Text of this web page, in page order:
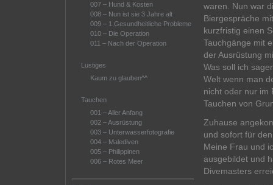
007 – Hund & Kosten
008 – Nun ist sie 3 Jahre alt
009 – 1.Gesundheitliche Probleme
010 – Die Operation
011 – Nach der Operation
Lustiges
Kaum zu glauben^^
Tauchen
001 – Aller Anfang
002 – Ausrüstung
003 – Unterwasserfotografie
004 – Malediven
005 – Philippinen
006 – Rotes Meer
waren. Nun war
Biergespräche
kurzfristig einen
Tauchgänge mit
der Ausrüstung
Was soll ich
Welt wenn man
nicht oder nur im
Tauchen von
Zuhause
und sofort für
Meine Frau und
ausgebildet und
Divemasters